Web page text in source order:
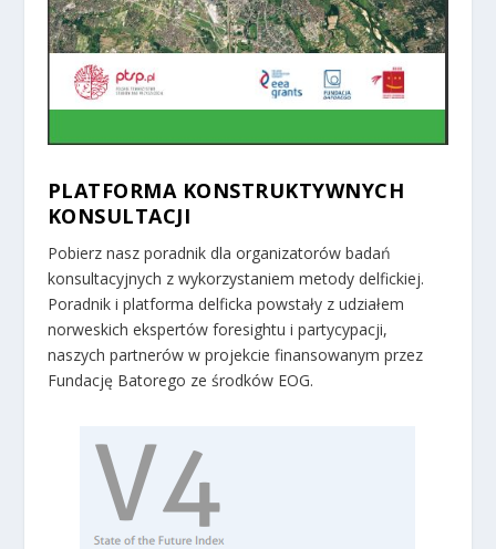
PLATFORMA KONSTRUKTYWNYCH
KONSULTACJI
Pobierz nasz poradnik dla organizatorów badań
konsultacyjnych z wykorzystaniem metody delfickiej.
Poradnik i platforma delficka powstały z udziałem
norweskich ekspertów foresightu i partycypacji,
naszych partnerów w projekcie finansowanym przez
Fundację Batorego ze środków EOG.